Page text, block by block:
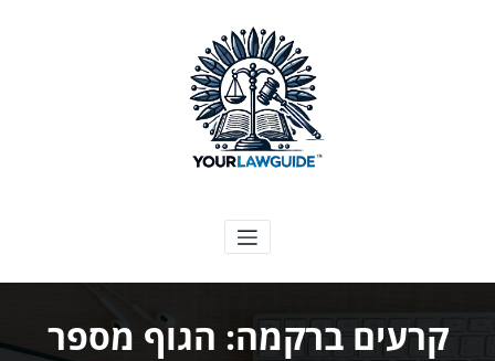
המדריך המשפטי שלך
קרעים ברקמה: הגוף מספר